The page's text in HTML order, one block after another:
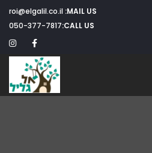
MAIL US:
CALL US:
050-377-7817